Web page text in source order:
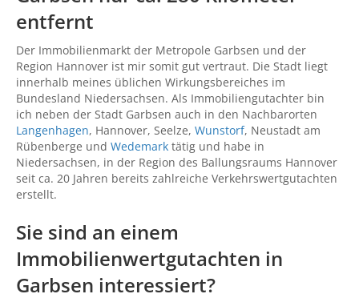
entfernt
Der Immobilienmarkt der Metropole Garbsen und der
Region Hannover ist mir somit gut vertraut. Die Stadt liegt
innerhalb meines üblichen Wirkungsbereiches im
Bundesland Niedersachsen. Als Immobiliengutachter bin
ich neben der Stadt Garbsen auch in den Nachbarorten
Langenhagen, Hannover, Seelze, Wunstorf, Neustadt am
Rübenberge und Wedemark tätig und habe in
Niedersachsen, in der Region des Ballungsraums Hannover
seit ca. 20 Jahren bereits zahlreiche Verkehrswertgutachten
erstellt.
Sie sind an einem
Immobilienwertgutachten in
Garbsen interessiert?